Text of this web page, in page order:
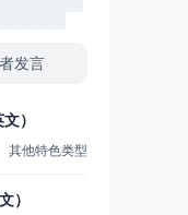
发言
）
其他特色类型
）